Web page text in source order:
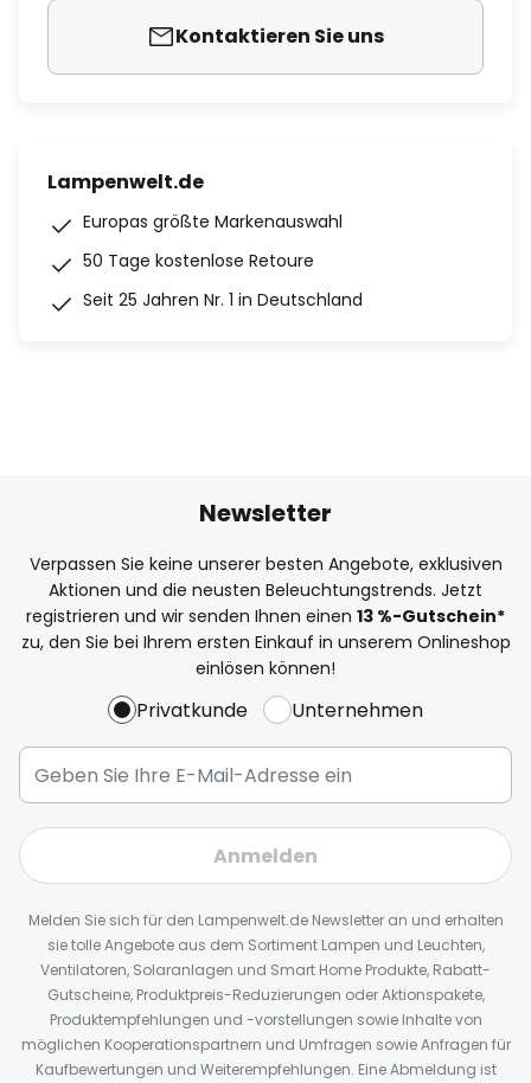
Kontaktieren Sie uns
Lampenwelt.de
Europas größte Markenauswahl
50 Tage kostenlose Retoure
Seit 25 Jahren Nr. 1 in Deutschland
Newsletter
Verpassen Sie keine unserer besten Angebote, exklusiven
Aktionen und die neusten Beleuchtungstrends. Jetzt
registrieren und wir senden Ihnen einen 13 %-Gutschein*
zu, den Sie bei Ihrem ersten Einkauf in unserem Onlineshop
einlösen können!
Privatkunde Unternehmen
Anmelden
Melden Sie sich für den Lampenwelt.de Newsletter an und erhalten
sie tolle Angebote aus dem Sortiment Lampen und Leuchten,
Ventilatoren, Solaranlagen und Smart Home Produkte, Rabatt-
Gutscheine, Produktpreis-Reduzierungen oder Aktionspakete,
Produktempfehlungen und -vorstellungen sowie Inhalte von
möglichen Kooperationspartnern und Umfragen sowie Anfragen für
Kaufbewertungen und Weiterempfehlungen. Eine Abmeldung ist